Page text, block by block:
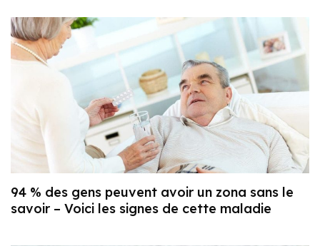
94 % des gens peuvent avoir un zona sans le
savoir – Voici les signes de cette maladie